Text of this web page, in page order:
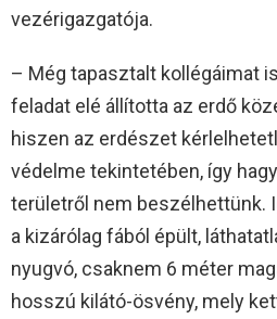
vezérigazgatója.
– Még tapasztalt kollégáimat
feladat elé állította az erdő
hiszen az erdészet
védelme tekintetében, így
területről nem beszélhettünk.
a kizárólag fából épült,
nyugvó, csaknem 6 méter
hosszú kilátó-ösvény, mely